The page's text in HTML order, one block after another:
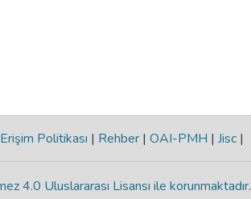
Politikası | Rehber | OAI-PMH | Jisc |
4.0 Uluslararası Lisansı ile korunmaktadır.